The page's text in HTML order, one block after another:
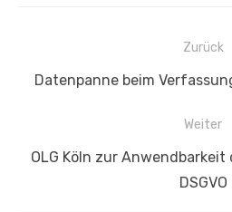
Beitragsnavigation
Zurück
Vorheriger
Datenpanne beim
Weiter
Nächster
OLG Köln zur Anwendbarkeit
DSGVO